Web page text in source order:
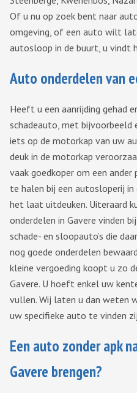
Of u nu op zoek bent naar
omgeving, of een auto wilt
autosloop in de buurt, u vindt
Auto onderdelen van
Heeft u een aanrijding gehad
schadeauto, met bijvoorbeeld
iets op de motorkap van uw
deuk in de motorkap
vaak goedkoper om een
te halen bij een autosloperij in
het laat uitdeuken. Uiteraard
onderdelen in Gavere vinden
schade- en sloopauto’s die
nog goede onderdelen
kleine vergoeding koopt u zo
Gavere. U hoeft enkel uw
vullen. Wij laten u dan weten
uw specifieke auto te vinden
Een auto zonder apk
Gavere brengen?